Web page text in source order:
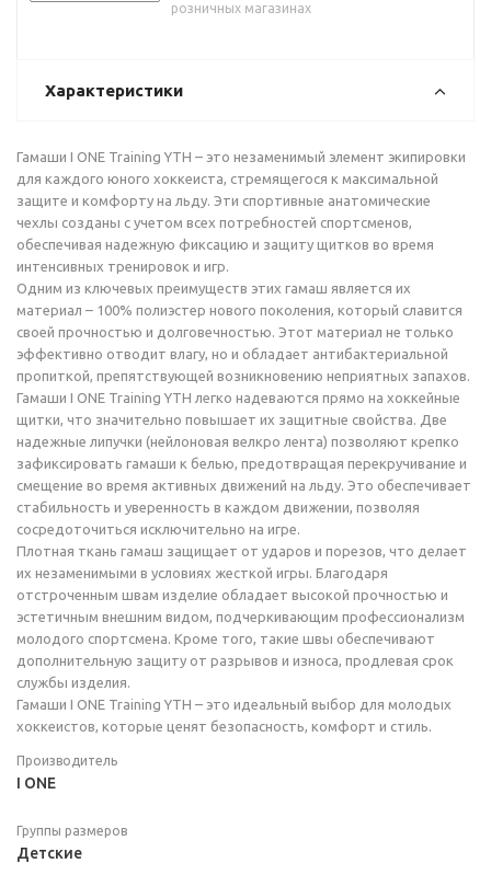
розничных магазинах
Характеристики
Гамаши I ONE Training YTH – это незаменимый элемент экипировки
для каждого юного хоккеиста, стремящегося к максимальной
защите и комфорту на льду. Эти спортивные анатомические
чехлы созданы с учетом всех потребностей спортсменов,
обеспечивая надежную фиксацию и защиту щитков во время
интенсивных тренировок и игр.
Одним из ключевых преимуществ этих гамаш является их
материал – 100% полиэстер нового поколения, который славится
своей прочностью и долговечностью. Этот материал не только
эффективно отводит влагу, но и обладает антибактериальной
пропиткой, препятствующей возникновению неприятных запахов.
Гамаши I ONE Training YTH легко надеваются прямо на хоккейные
щитки, что значительно повышает их защитные свойства. Две
надежные липучки (нейлоновая велкро лента) позволяют крепко
зафиксировать гамаши к белью, предотвращая перекручивание и
смещение во время активных движений на льду. Это обеспечивает
стабильность и уверенность в каждом движении, позволяя
сосредоточиться исключительно на игре.
Плотная ткань гамаш защищает от ударов и порезов, что делает
их незаменимыми в условиях жесткой игры. Благодаря
отстроченным швам изделие обладает высокой прочностью и
эстетичным внешним видом, подчеркивающим профессионализм
молодого спортсмена. Кроме того, такие швы обеспечивают
дополнительную защиту от разрывов и износа, продлевая срок
службы изделия.
Гамаши I ONE Training YTH – это идеальный выбор для молодых
хоккеистов, которые ценят безопасность, комфорт и стиль.
Производитель
I ONE
Группы размеров
Детские